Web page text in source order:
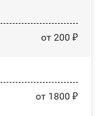
от 200 ₽
от 1800 ₽